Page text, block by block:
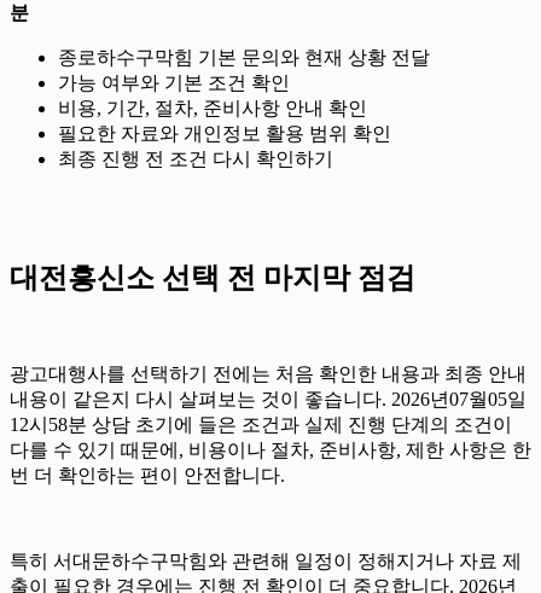
분
종로하수구막힘 기본 문의와 현재 상황 전달
가능 여부와 기본 조건 확인
비용, 기간, 절차, 준비사항 안내 확인
필요한 자료와 개인정보 활용 범위 확인
최종 진행 전 조건 다시 확인하기
대전흥신소 선택 전 마지막 점검
광고대행사를 선택하기 전에는 처음 확인한 내용과 최종 안내
내용이 같은지 다시 살펴보는 것이 좋습니다. 2026년07월05일
12시58분 상담 초기에 들은 조건과 실제 진행 단계의 조건이
다를 수 있기 때문에, 비용이나 절차, 준비사항, 제한 사항은 한
번 더 확인하는 편이 안전합니다.
특히 서대문하수구막힘와 관련해 일정이 정해지거나 자료 제
출이 필요한 경우에는 진행 전 확인이 더 중요합니다. 2026년